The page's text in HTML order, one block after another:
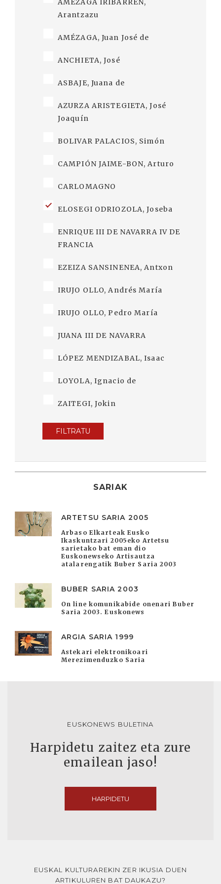
AMÉZAGA IRIBARREN,
Arantzazu
AMÉZAGA, Juan José de
ANCHIETA, José
ASBAJE, Juana de
AZURZA ARISTEGIETA, José
Joaquín
BOLIVAR PALACIOS, Simón
CAMPIÓN JAIME-BON, Arturo
CARLOMAGNO
ELOSEGI ODRIOZOLA, Joseba
ENRIQUE III DE NAVARRA IV DE
FRANCIA
EZEIZA SANSINENEA, Antxon
IRUJO OLLO, Andrés María
IRUJO OLLO, Pedro María
JUANA III DE NAVARRA
LÓPEZ MENDIZABAL, Isaac
LOYOLA, Ignacio de
ZAITEGI, Jokin
FILTRATU
SARIAK
ARTETSU SARIA 2005
Arbaso Elkarteak Eusko
Ikaskuntzari 2005eko Artetsu
sarietako bat eman dio
Euskonewseko Artisautza
atalarengatik Buber Saria 2003
BUBER SARIA 2003
On line komunikabide onenari Buber
Saria 2003. Euskonews
ARGIA SARIA 1999
Astekari elektronikoari
Merezimenduzko Saria
EUSKONEWS BULETINA
Harpidetu zaitez eta zure
emailean jaso!
HARPIDETU
EUSKAL KULTURAREKIN ZER IKUSIA DUEN
ARTIKULUREN BAT DAUKAZU?